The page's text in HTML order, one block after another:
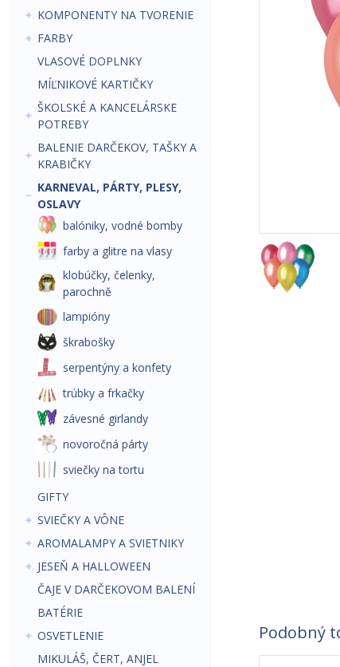
KOMPONENTY NA TVORENIE
FARBY
VLASOVÉ DOPLNKY
MÍĽNIKOVÉ KARTIČKY
ŠKOLSKÉ A KANCELÁRSKE
POTREBY
BALENIE DARČEKOV, TAŠKY A
KRABIČKY
KARNEVAL, PÁRTY, PLESY,
OSLAVY
balóniky, vodné bomby
farby a glitre na vlasy
klobúčky, čelenky,
parochně
lampióny
škrabošky
serpentýny a konfety
trúbky a frkačky
závesné girlandy
novoročná párty
sviečky na tortu
GIFTY
SVIEČKY A VÔNE
AROMALAMPY A SVIETNIKY
JESEŇ A HALLOWEEN
ČAJE V DARČEKOVOM BALENÍ
BATÉRIE
OSVETLENIE
MIKULÁŠ, ČERT, ANJEL
Podobný